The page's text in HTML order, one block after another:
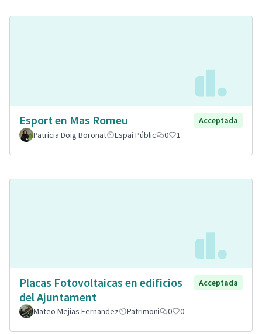
Esport en Mas Romeu
Acceptada
Patricia Doig Boronat
Espai Públic 0 1
Placas Fotovoltaicas en edificios
del Ajuntament
Acceptada
Mateo Mejias Fernandez Patrimoni 0 0